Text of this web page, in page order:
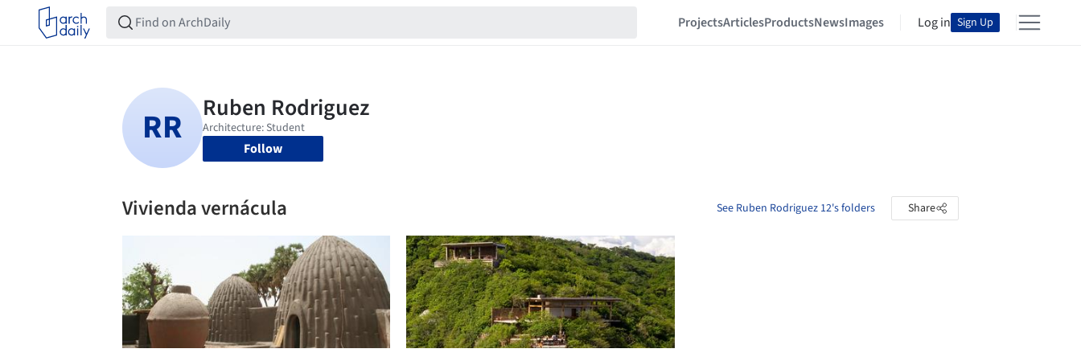
ProjectsArticlesProductsNewsImages Log in Sign Up
Follow
Vivienda vernácula See Ruben Rodriguez 12's folders Share